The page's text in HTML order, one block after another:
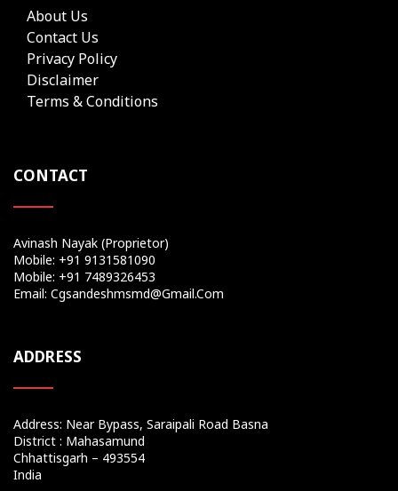
About Us
Contact Us
Privacy Policy
Disclaimer
Terms & Conditions
CONTACT
Avinash Nayak (Proprietor)
Mobile: +91 9131581090
Mobile: +91 7489326453
Email: Cgsandeshmsmd@gmail.com
ADDRESS
Address: Near Bypass, Saraipali Road Basna
District : Mahasamund
Chhattisgarh – 493554
India